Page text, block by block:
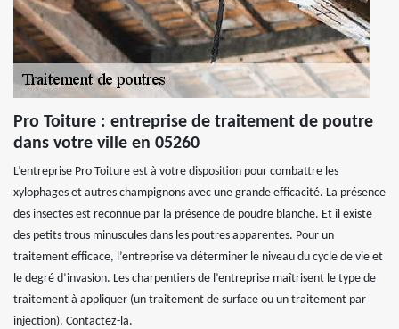
Pro Toiture : entreprise de traitement de poutre
dans votre ville en 05260
L’entreprise Pro Toiture est à votre disposition pour combattre les
xylophages et autres champignons avec une grande efficacité. La présence
des insectes est reconnue par la présence de poudre blanche. Et il existe
des petits trous minuscules dans les poutres apparentes. Pour un
traitement efficace, l’entreprise va déterminer le niveau du cycle de vie et
le degré d’invasion. Les charpentiers de l’entreprise maîtrisent le type de
traitement à appliquer (un traitement de surface ou un traitement par
injection). Contactez-la.